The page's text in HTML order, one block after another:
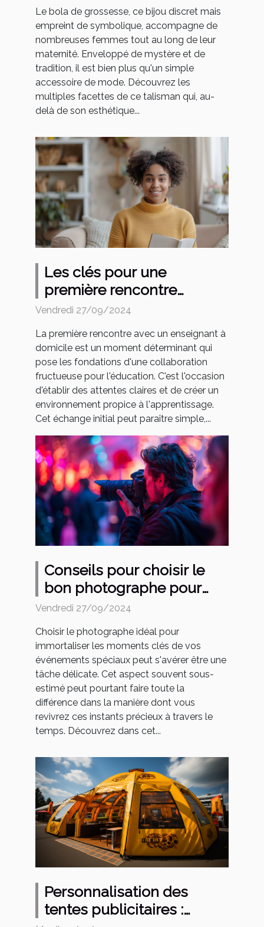
Le bola de grossesse, ce bijou discret mais
empreint de symbolique, accompagne de
nombreuses femmes tout au long de leur
maternité. Enveloppé de mystère et de
tradition, il est bien plus qu'un simple
accessoire de mode. Découvrez les
multiples facettes de ce talisman qui, au-
delà de son esthétique...
Les clés pour une
première rencontre
efficace avec un
Vendredi 27/09/2024
La première rencontre avec un enseignant à
domicile est un moment déterminant qui
pose les fondations d'une collaboration
fructueuse pour l'éducation. C'est l'occasion
d'établir des attentes claires et de créer un
environnement propice à l'apprentissage.
Cet échange initial peut paraître simple,...
Conseils pour choisir le
bon photographe pour
vos événements spéciaux
Vendredi 27/09/2024
Choisir le photographe idéal pour
immortaliser les moments clés de vos
événements spéciaux peut s'avérer être une
tâche délicate. Cet aspect souvent sous-
estimé peut pourtant faire toute la
différence dans la manière dont vous
revivrez ces instants précieux à travers le
temps. Découvrez dans cet...
Personnalisation des
tentes publicitaires :